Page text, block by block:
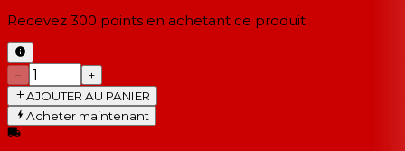
Recevez 300 points en achetant ce produit
−
+
AJOUTER AU PANIER
Acheter maintenant